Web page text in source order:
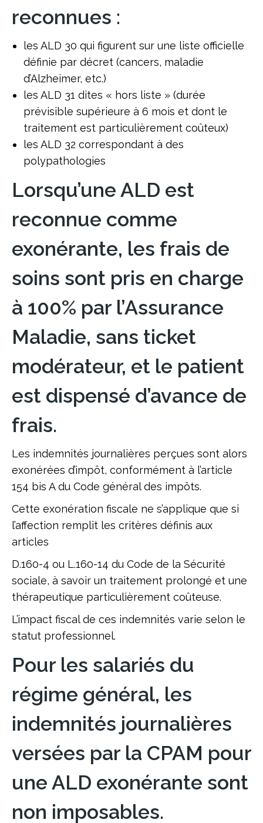
reconnues :
les ALD 30 qui figurent sur une liste officielle
définie par décret (cancers, maladie
d’Alzheimer, etc.)
les ALD 31 dites « hors liste » (durée
prévisible supérieure à 6 mois et dont le
traitement est particulièrement coûteux)
les ALD 32 correspondant à des
polypathologies
Lorsqu’une ALD est
reconnue comme
exonérante, les frais de
soins sont pris en charge
à 100% par l’Assurance
Maladie, sans ticket
modérateur, et le patient
est dispensé d’avance de
frais.
Les indemnités journalières perçues sont alors
exonérées d’impôt, conformément à l’article
154 bis A du Code général des impôts.
Cette exonération fiscale ne s’applique que si
l’affection remplit les critères définis aux
articles
D.160-4 ou L.160-14 du Code de la Sécurité
sociale, à savoir un traitement prolongé et une
thérapeutique particulièrement coûteuse.
L’impact fiscal de ces indemnités varie selon le
statut professionnel.
Pour les salariés du
régime général, les
indemnités journalières
versées par la CPAM pour
une ALD exonérante sont
non imposables.